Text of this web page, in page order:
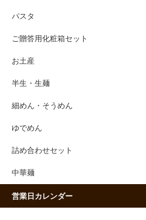
パスタ
ご贈答用化粧箱セット
お土産
半生・生麺
細めん・そうめん
ゆでめん
詰め合わせセット
中華麺
営業日カレンダー